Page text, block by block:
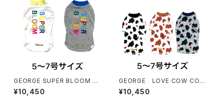
GEORGE SUPER BLOOM T
Shirt Outlast ジョージ スー
パーブルーム Tシャツ アウトラ
¥10,450
GEORGE LOVE COW COW
T Shirt Outlast ジョージ ラブ
カウカウ Tシャツ アウトラスト
¥10,450